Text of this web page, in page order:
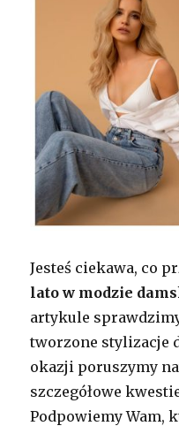
Jesteś ciekawa, co
lato w modzie
artykule
tworzone stylizacje
okazji poruszymy
szczegółowe
Podpowiemy Wam,